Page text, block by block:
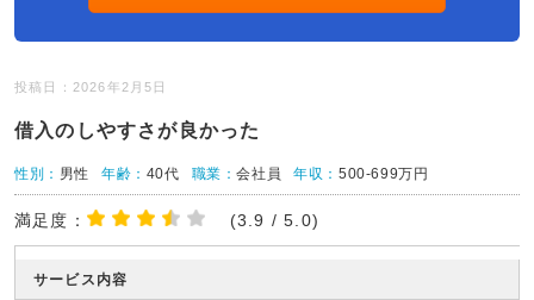
投稿日：2026年2月5日
借入のしやすさが良かった
性別： 男性 年齢： 40代 職業：会社員 年収：500-699万円
満足度： (3.9 / 5.0)
サービス内容